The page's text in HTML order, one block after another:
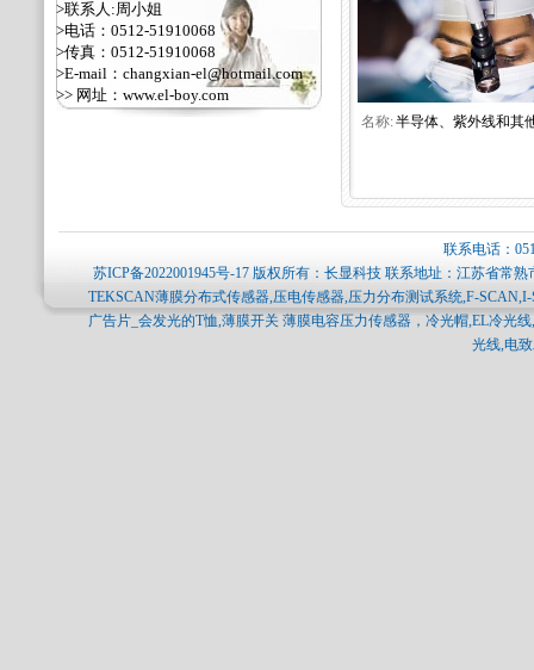
>联系人:周小姐
>电话：0512-51910068
>传真：0512-51910068
>E-mail：changxian-el@hotmail.com
>> 网址： www.el-boy.com
名称:半导体、紫外线和其
联系电话：
苏ICP备2022001945号-17 版权所有：长显科技 联系地址：江苏省常
TEKSCAN薄膜分布式传感器,压电传感器,压力分布测试系统,F-
广告片_会发光的T恤,薄膜开关 薄膜电容压力传感器，冷光帽,EL冷光
光线,电